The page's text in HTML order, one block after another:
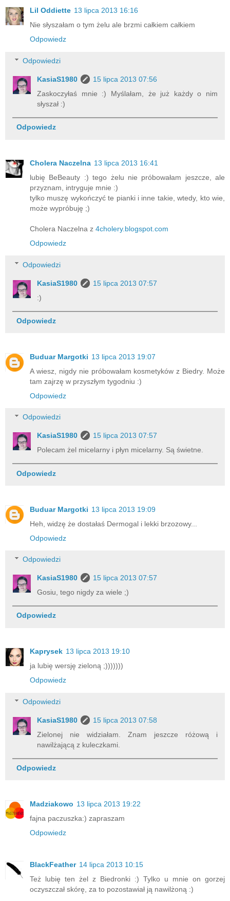
Lil Oddiette 13 lipca 2013 16:16
Nie słyszałam o tym żelu ale brzmi całkiem całkiem
Odpowiedz
Odpowiedzi
KasiaS1980
15 lipca 2013 07:56
Zaskoczyłaś mnie :) Myślałam, że już każdy o nim
słyszał :)
Odpowiedz
Cholera Naczelna 13 lipca 2013 16:41
lubię BeBeauty :) tego żelu nie próbowałam jeszcze, ale
przyznam, intryguje mnie :)
tylko muszę wykończyć te pianki i inne takie, wtedy, kto wie,
może wypróbuję ;)
Cholera Naczelna z 4cholery.blogspot.com
Odpowiedz
Odpowiedzi
KasiaS1980
15 lipca 2013 07:57
:)
Odpowiedz
Buduar Margotki 13 lipca 2013 19:07
A wiesz, nigdy nie próbowałam kosmetyków z Biedry. Może
tam zajrzę w przyszłym tygodniu :)
Odpowiedz
Odpowiedzi
KasiaS1980
15 lipca 2013 07:57
Polecam żel micelarny i płyn micelarny. Są świetne.
Odpowiedz
Buduar Margotki 13 lipca 2013 19:09
Heh, widzę że dostałaś Dermogal i lekki brzozowy...
Odpowiedz
Odpowiedzi
KasiaS1980
15 lipca 2013 07:57
Gosiu, tego nigdy za wiele ;)
Odpowiedz
Kaprysek 13 lipca 2013 19:10
ja lubię wersję zieloną ;)))))))
Odpowiedz
Odpowiedzi
KasiaS1980
15 lipca 2013 07:58
Zielonej nie widziałam. Znam jeszcze różową i
nawilżającą z kuleczkami.
Odpowiedz
Madziakowo 13 lipca 2013 19:22
fajna paczuszka:) zapraszam
Odpowiedz
BlackFeather 14 lipca 2013 10:15
Też lubię ten żel z Biedronki :) Tylko u mnie on gorzej
oczyszczał skórę, za to pozostawiał ją nawilżoną :)